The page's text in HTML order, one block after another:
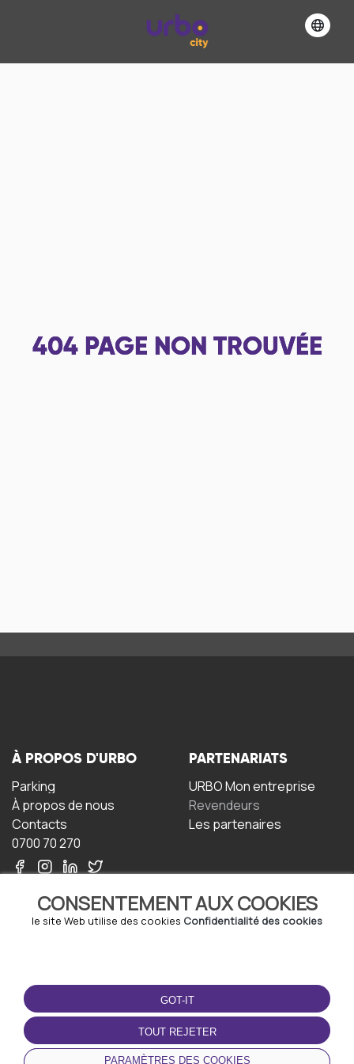
404 PAGE NON TROUVÉE
CONSENTEMENT AUX COOKIES
le site Web utilise des cookies Confidentialité des cookies
GOT-IT
TOUT REJETER
PARAMÈTRES DES COOKIES
À PROPOS D'URBO
Parking
À propos de nous
Contacts
0700 70 270
PARTENARIATS
URBO Mon entreprise
Revendeurs
Les partenaires
TERMS-OF-USE
Termes et conditions
Politique de confidentialité
Politique relative aux
cookies
TÉLÉCHARGEZ
L'APPLICATION